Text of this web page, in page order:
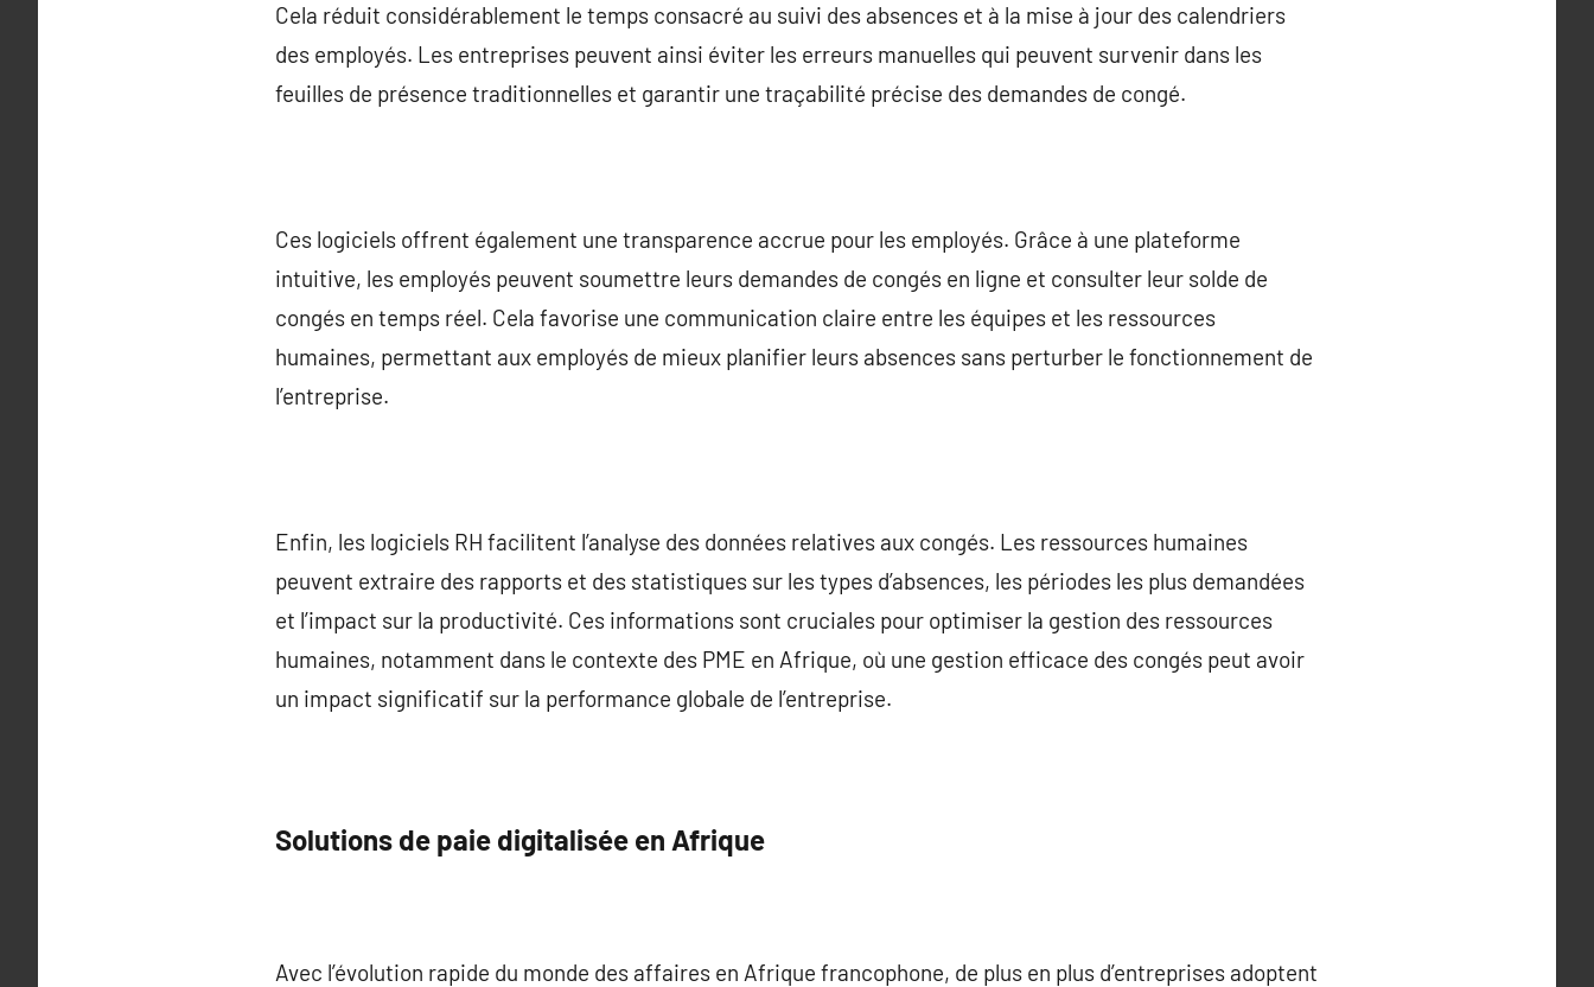
Cela réduit considérablement le temps consacré au suivi des absences et à la mise à jour des calendriers
des employés. Les entreprises peuvent ainsi éviter les erreurs manuelles qui peuvent survenir dans les
feuilles de présence traditionnelles et garantir une traçabilité précise des demandes de congé.
Ces logiciels offrent également une transparence accrue pour les employés. Grâce à une plateforme
intuitive, les employés peuvent soumettre leurs demandes de congés en ligne et consulter leur solde de
congés en temps réel. Cela favorise une communication claire entre les équipes et les ressources
humaines, permettant aux employés de mieux planifier leurs absences sans perturber le fonctionnement de
l’entreprise.
Enfin, les logiciels RH facilitent l’analyse des données relatives aux congés. Les ressources humaines
peuvent extraire des rapports et des statistiques sur les types d’absences, les périodes les plus demandées
et l’impact sur la productivité. Ces informations sont cruciales pour optimiser la gestion des ressources
humaines, notamment dans le contexte des PME en Afrique, où une gestion efficace des congés peut avoir
un impact significatif sur la performance globale de l’entreprise.
Solutions de paie digitalisée en Afrique
Avec l’évolution rapide du monde des affaires en Afrique francophone, de plus en plus d’entreprises adoptent